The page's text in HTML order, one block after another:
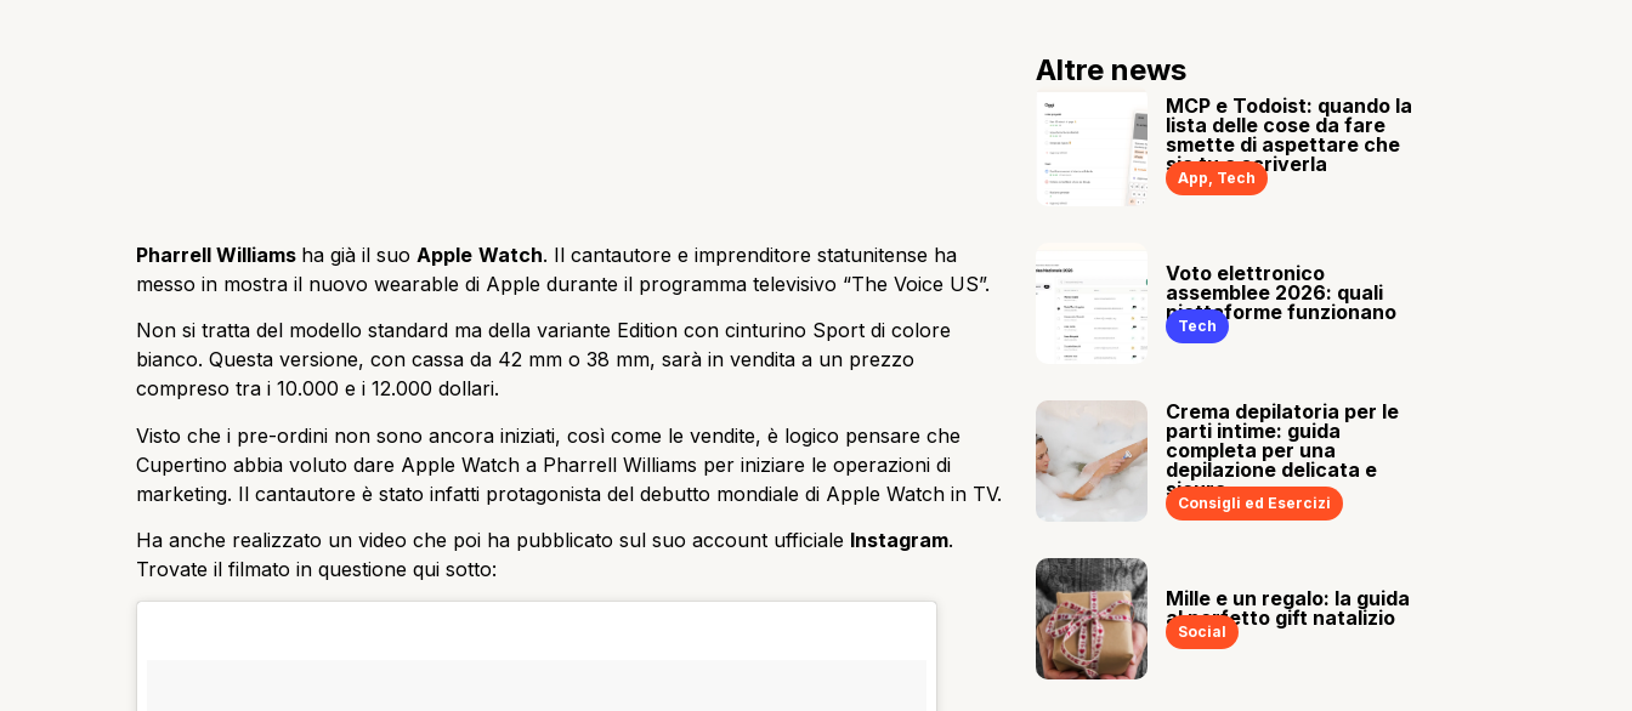
Pharrell Williams ha già il suo Apple Watch. Il cantautore e imprenditore statunitense ha
messo in mostra il nuovo wearable di Apple durante il programma televisivo “The Voice US”.
Non si tratta del modello standard ma della variante Edition con cinturino Sport di colore
bianco. Questa versione, con cassa da 42 mm o 38 mm, sarà in vendita a un prezzo
compreso tra i 10.000 e i 12.000 dollari.
Visto che i pre-ordini non sono ancora iniziati, così come le vendite, è logico pensare che
Cupertino abbia voluto dare Apple Watch a Pharrell Williams per iniziare le operazioni di
marketing. Il cantautore è stato infatti protagonista del debutto mondiale di Apple Watch in TV.
Ha anche realizzato un video che poi ha pubblicato sul suo account ufficiale Instagram.
Trovate il filmato in questione qui sotto:
Altre news
MCP e Todoist: quando la
lista delle cose da fare
smette di aspettare che
sia tu a scriverla
App, Tech
Voto elettronico
assemblee 2026: quali
piattaforme funzionano
Tech
Crema depilatoria per le
parti intime: guida
completa per una
depilazione delicata e
sicura
Consigli ed Esercizi
Mille e un regalo: la guida
al perfetto gift natalizio
Social